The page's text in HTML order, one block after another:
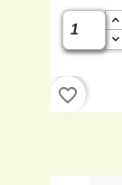
favorite_border